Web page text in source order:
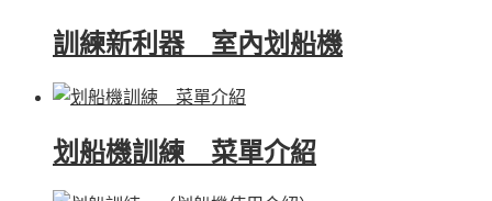
訓練新利器 室內划船機
划船機訓練 菜單介紹